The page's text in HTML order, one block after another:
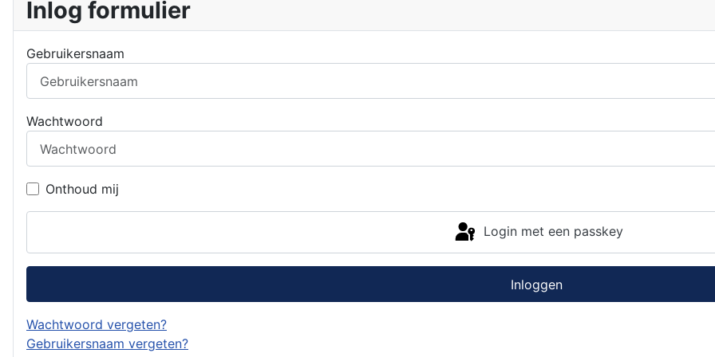
Inlog formulier
Gebruikersnaam
Wachtwoord
Onthoud mij
Login met een passkey
Inloggen
Wachtwoord vergeten?
Gebruikersnaam vergeten?